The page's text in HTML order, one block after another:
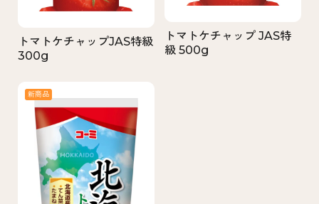
トマトケチャップJAS特級
300g
トマトケチャップ JAS特
級 500g
新商品